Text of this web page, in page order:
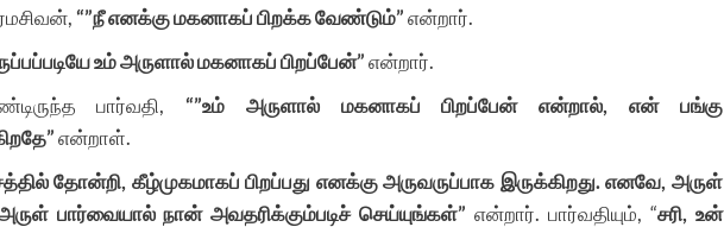
“”நீஎனக்குமகனாகப்பிறக்கவேண்டும்”என்றார்.
உம்அருளால்மகனாகப்பிறப்பேன்”என்றார்.
பார்வதி, “”உம் அருளால் மகனாகப் பிறப்பேன் என்றால், என்
பங்கு
”என்றாள்.
தோன்றி, கீழ்முகமாகப் பிறப்பது எனக்கு அருவருப்பாக இருக்கிறது.எனவே, அருள்
பார்வையால் நான் அவதரிக்கும்படிச் செய்யுங்கள்” என்றார். பார்வதியும், “சரி, உன்